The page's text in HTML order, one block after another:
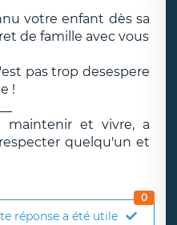
votre enfant dès sa
de famille avec vous
pas trop desespere
!
maintenir et vivre, a
quelqu'un et
réponse a été utile
0